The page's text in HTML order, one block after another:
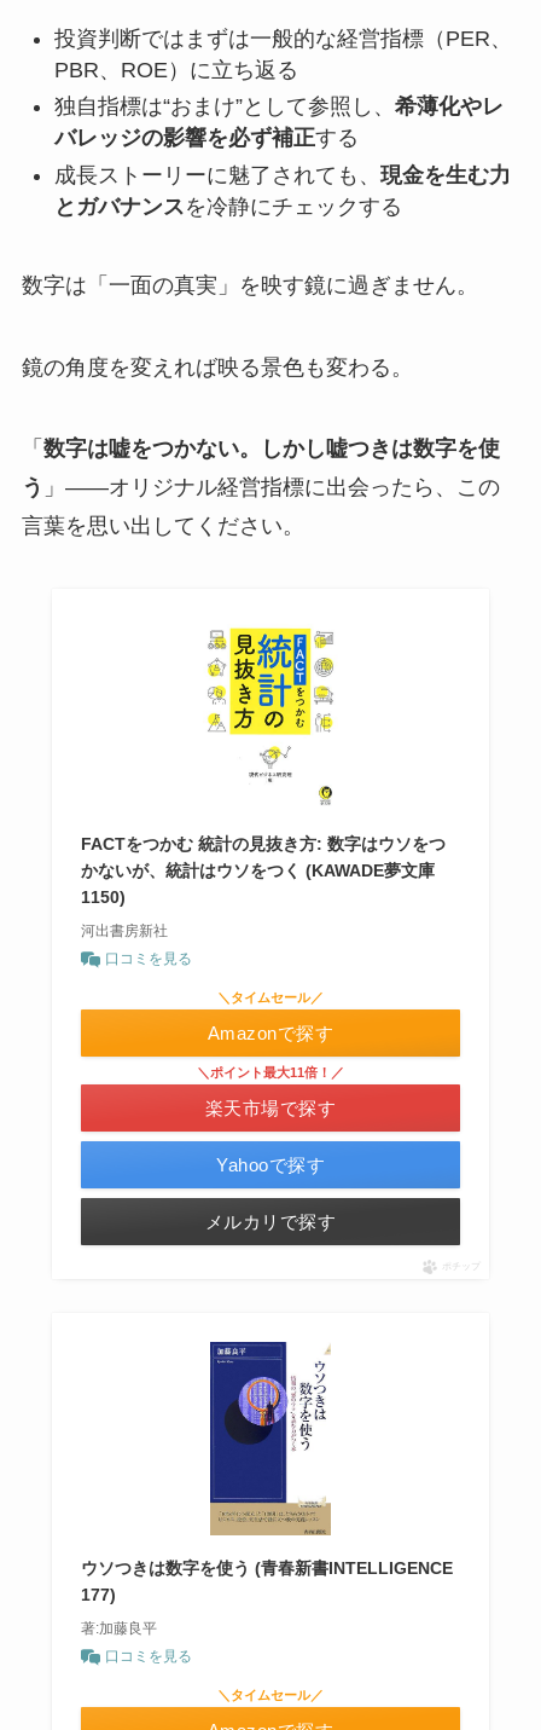
投資判断ではまずは一般的な経営指標（PER、
PBR、ROE）に立ち返る
独自指標は“おまけ”として参照し、 希薄化やレ
バレッジの影響を必ず補正する
成長ストーリーに魅了されても、 現金を生む力
とガバナンスを冷静にチェックする
数字は「一面の真実」を映す鏡に過ぎません。
鏡の角度を変えれば映る景色も変わる。
「 数字は嘘をつかない。しかし嘘つきは数字を使
う 」――オリジナル経営指標に出会ったら、この
言葉を思い出してください。
FACTをつかむ 統計の見抜き方: 数字はウソをつ
かないが、統計はウソをつく (KAWADE夢文庫
1150)
河出書房新社
口コミを見る
＼タイムセール／
Amazonで探す
＼ポイント最大11倍！／
楽天市場で探す
Yahooで探す
メルカリで探す
ポチップ
ウソつきは数字を使う (青春新書INTELLIGENCE
177)
著:加藤良平
口コミを見る
＼タイムセール／